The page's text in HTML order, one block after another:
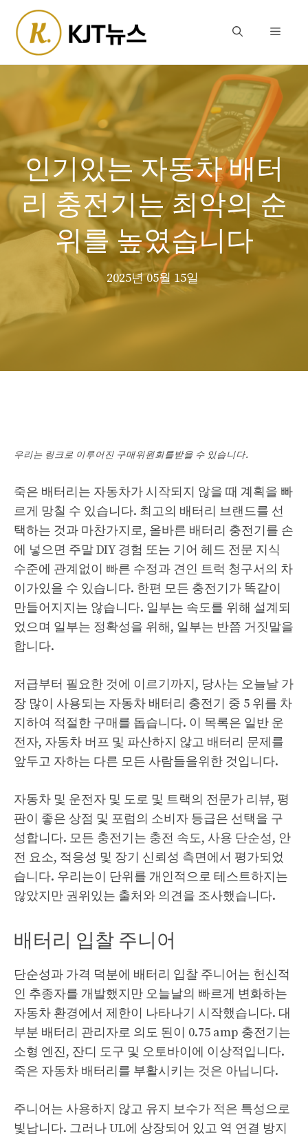
content
Menu
인기있는 자동차 배터
리 충전기는 최악의 순
위를 높였습니다
2025년 05월 15일
우리는 링크로 이루어진 구매위원회를받을 수 있습니다.
죽은 배터리는 자동차가 시작되지 않을 때 계획을 빠
르게 망칠 수 있습니다. 최고의 배터리 브랜드를 선
택하는 것과 마찬가지로, 올바른 배터리 충전기를 손
에 넣으면 주말 DIY 경험 또는 기어 헤드 전문 지식
수준에 관계없이 빠른 수정과 견인 트럭 청구서의 차
이가있을 수 있습니다. 한편 모든 충전기가 똑같이
만들어지지는 않습니다. 일부는 속도를 위해 설계되
었으며 일부는 정확성을 위해, 일부는 반쯤 거짓말을
합니다.
저급부터 필요한 것에 이르기까지, 당사는 오늘날 가
장 많이 사용되는 자동차 배터리 충전기 중 5 위를 차
지하여 적절한 구매를 돕습니다. 이 목록은 일반 운
전자, 자동차 버프 및 파산하지 않고 배터리 문제를
앞두고 자하는 다른 모든 사람들을위한 것입니다.
자동차 및 운전자 및 도로 및 트랙의 전문가 리뷰, 평
판이 좋은 상점 및 포럼의 소비자 등급은 선택을 구
성합니다. 모든 충전기는 충전 속도, 사용 단순성, 안
전 요소, 적응성 및 장기 신뢰성 측면에서 평가되었
습니다. 우리는이 단위를 개인적으로 테스트하지는
않았지만 권위있는 출처와 의견을 조사했습니다.
배터리 입찰 주니어
단순성과 가격 덕분에 배터리 입찰 주니어는 헌신적
인 추종자를 개발했지만 오늘날의 빠르게 변화하는
자동차 환경에서 제한이 나타나기 시작했습니다. 대
부분 배터리 관리자로 의도 된이 0.75 amp 충전기는
소형 엔진, 잔디 도구 및 오토바이에 이상적입니다.
죽은 자동차 배터리를 부활시키는 것은 아닙니다.
주니어는 사용하지 않고 유지 보수가 적은 특성으로
빛납니다. 그러나 UL에 상장되어 있고 역 연결 방지